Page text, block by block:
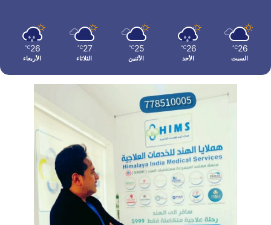
26
℃
السبت
26
℃
الأحد
25
℃
الأثنين
27
℃
الثلاثاء
26
℃
الأربعاء